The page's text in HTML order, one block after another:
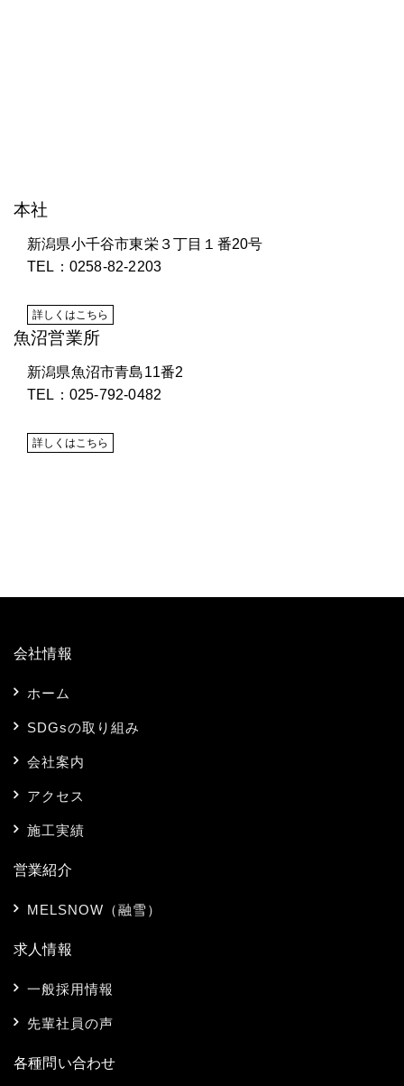
本社
新潟県小千谷市東栄３丁目１番20号
TEL：0258-82-2203
詳しくはこちら
魚沼営業所
新潟県魚沼市青島11番2
TEL：025-792-0482
詳しくはこちら
会社情報
ホーム
SDGsの取り組み
会社案内
アクセス
施工実績
営業紹介
MELSNOW（融雪）
求人情報
一般採用情報
先輩社員の声
各種問い合わせ